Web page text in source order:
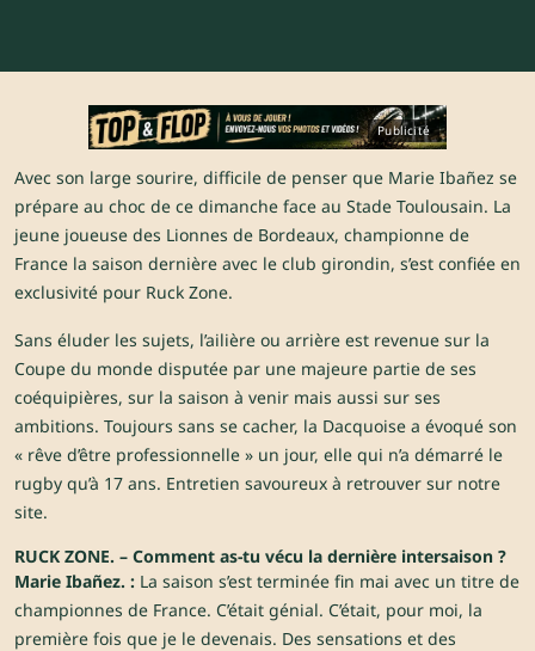
Publicité
Avec son large sourire, difficile de penser que Marie Ibañez se
prépare au choc de ce dimanche face au Stade Toulousain. La
jeune joueuse des Lionnes de Bordeaux, championne de
France la saison dernière avec le club girondin, s’est confiée en
exclusivité pour Ruck Zone.
Sans éluder les sujets, l’ailière ou arrière est revenue sur la
Coupe du monde disputée par une majeure partie de ses
coéquipières, sur la saison à venir mais aussi sur ses
ambitions. Toujours sans se cacher, la Dacquoise a évoqué son
« rêve d’être professionnelle » un jour, elle qui n’a démarré le
rugby qu’à 17 ans. Entretien savoureux à retrouver sur notre
site.
RUCK ZONE. – Comment as-tu vécu la dernière intersaison ?
Marie Ibañez. : La saison s’est terminée fin mai avec un titre de
championnes de France. C’était génial. C’était, pour moi, la
première fois que je le devenais. Des sensations et des